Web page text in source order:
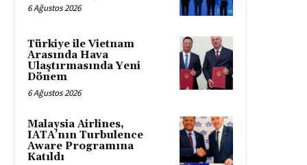
6 Ağustos 2026
Türkiye ile Vietnam
Arasında Hava
Ulaştırmasında Yeni
Dönem
6 Ağustos 2026
Malaysia Airlines,
IATA’nın Turbulence
Aware Programına
Katıldı